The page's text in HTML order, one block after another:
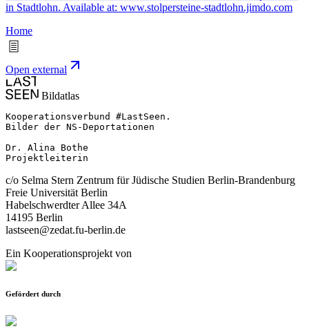
in Stadtlohn. Available at: www.stolpersteine-stadtlohn.jimdo.com
Home
Open external
Bildatlas
Kooperationsverbund #LastSeen.
Bilder der NS-Deportationen
Dr. Alina Bothe
Projektleiterin
c/o Selma Stern Zentrum für Jüdische Studien Berlin-Brandenburg
Freie Universität Berlin
Habelschwerdter Allee 34A
14195 Berlin
lastseen@zedat.fu-berlin.de
Ein Kooperationsprojekt von
Gefördert durch